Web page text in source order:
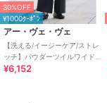
30%OFF
¥1000ｸｰﾎﾟﾝ
アー・ヴェ・ヴェ
【洗える/イージーケア/ストレ
ッチ】パウダーツイルワイド
ストレートパンツ
¥6,152